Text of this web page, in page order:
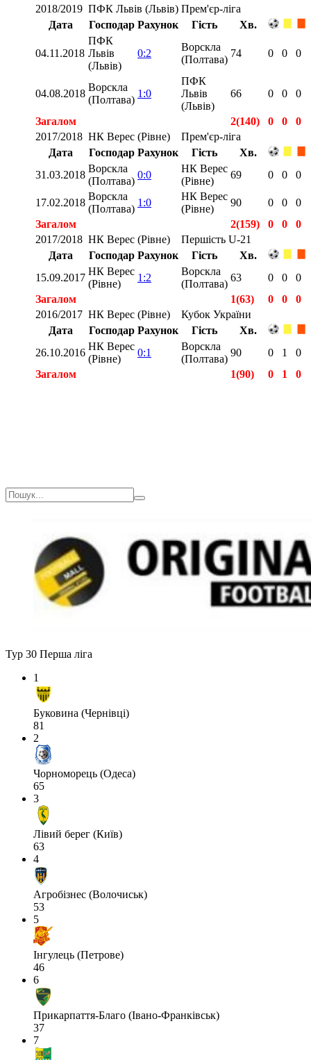
2018/2019 ПФК Львів (Львів) Прем'єр-ліга
Дата
Господар Рахунок Гість Хв.
04.11.2018
ПФК
Львів
(Львів)
0:2
Ворскла
(Полтава)
74 0 0 0
04.08.2018
Ворскла
(Полтава)
1:0
ПФК
Львів
(Львів)
66 0 0 0
Загалом 2(140) 0 0
0
2017/2018 НК Верес (Рівне)
Прем'єр-ліга
Дата
Господар Рахунок Гість
Хв.
31.03.2018
Ворскла
(Полтава)
0:0
НК Верес
(Рівне)
69 0 0 0
17.02.2018
Ворскла
(Полтава)
1:0
НК Верес
(Рівне)
90 0 0
0
Загалом
2(159) 0 0
0
2017/2018 НК Верес (Рівне)
Першість U-21
Дата
Господар Рахунок Гість
Хв.
15.09.2017
НК Верес
(Рівне)
1:2
Ворскла
(Полтава)
63 0 0
0
Загалом
1(63) 0 0
0
2016/2017 НК Верес (Рівне)
Кубок України
Дата
Господар Рахунок Гість
Хв.
26.10.2016
НК Верес
(Рівне)
0:1
Ворскла
(Полтава)
90 0 1
0
Загалом
1(90) 0 1
0
Тур 30 Перша ліга
1
Буковина (Чернівці)
81
2
Чорноморець (Одеса)
65
3
Лівий берег (Київ)
63
4
Агробізнес (Волочиськ)
53
5
Інгулець (Петрове)
46
6
Прикарпаття-Благо (Івано-Франківськ)
37
7